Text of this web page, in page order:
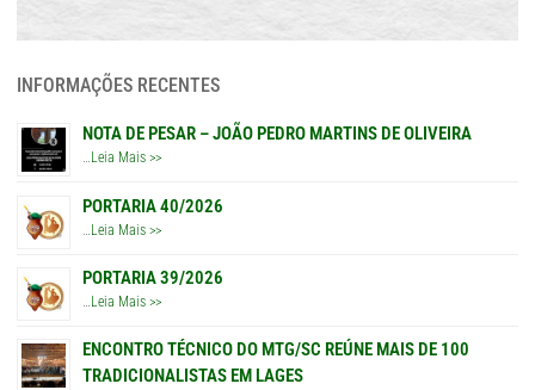
INFORMAÇÕES RECENTES
NOTA DE PESAR – JOÃO PEDRO MARTINS DE OLIVEIRA
…Leia Mais >>
PORTARIA 40/2026
Leia Mais >>
PORTARIA 39/2026
…Leia Mais >>
ENCONTRO TÉCNICO DO MTG/SC REÚNE MAIS DE 100
TRADICIONALISTAS EM LAGES